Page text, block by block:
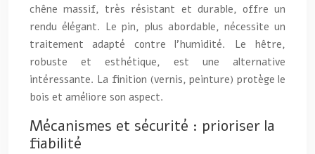
chêne massif, très résistant et durable, offre un
rendu élégant. Le pin, plus abordable, nécessite un
traitement adapté contre l’humidité. Le hêtre,
robuste et esthétique, est une alternative
intéressante. La finition (vernis, peinture) protège le
bois et améliore son aspect.
Mécanismes et sécurité : prioriser la
fiabilité